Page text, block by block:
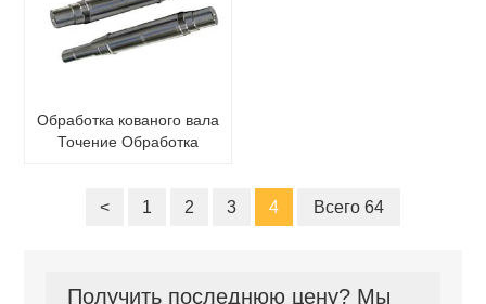
Обработка кованого вала
Точение Обработка
< 1 2 3 4 Всего 64
Получить последнюю цену? Мы